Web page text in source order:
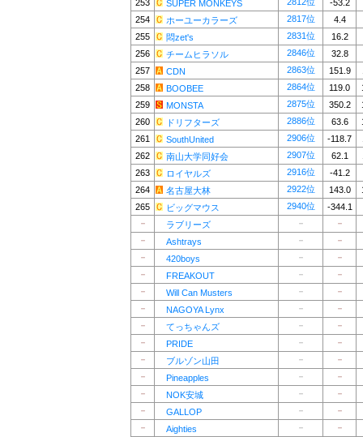
253
SUPER MONKEYS
-53.2
254
ホーユーカラーズ 2817位
4.4
255
悶zet's 2831位
16.2
256
チームヒラソル 2846位
32.8
257
CDN 2863位 151.9
258
BOOBEE 2864位 119.0
259
MONSTA 2875位 350.2
260
ドリフターズ 2886位 63.6
261
SouthUnited 2906位 -118.7
262
南山大学同好会 2907位 62.1
263
ロイヤルズ 2916位
-41.2
264
名古屋大林 2922位 143.0
265
ビッグマウス 2940位
-344.1
－
ラブリーズ －
－
－
Ashtrays －
－
－
420boys －
－
－
FREAKOUT －
－
－
Will Can Musters －
－
－
NAGOYA Lynx －
－
－
てっちゃんズ －
－
－
PRIDE －
－
－
ブルゾン山田 －
－
－
Pineapples －
－
－
NOK安城 －
－
－
GALLOP －
－
－
Aighties －
－